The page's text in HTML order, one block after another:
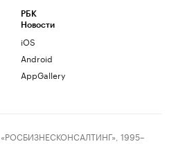
РБК
Новости
iOS
Android
AppGallery
1995–